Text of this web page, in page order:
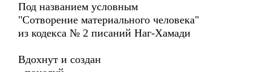
Под названием условным
"Сотворение материального человека"
из кодекса № 2 писаний Наг-Хамади
Вдохнут и создан